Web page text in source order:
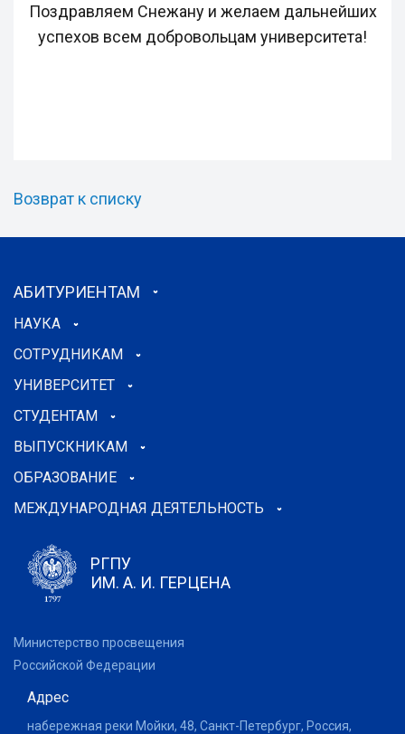
Поздравляем Снежану и желаем дальнейших
успехов всем добровольцам университета!
Возврат к списку
АБИТУРИЕНТАМ
НАУКА
СОТРУДНИКАМ
УНИВЕРСИТЕТ
СТУДЕНТАМ
ВЫПУСКНИКАМ
ОБРАЗОВАНИЕ
МЕЖДУНАРОДНАЯ ДЕЯТЕЛЬНОСТЬ
РГПУ
ИМ. А. И. ГЕРЦЕНА
Министерство просвещения
Российской Федерации
Адрес
набережная реки Мойки, 48, Санкт-Петербург, Россия,